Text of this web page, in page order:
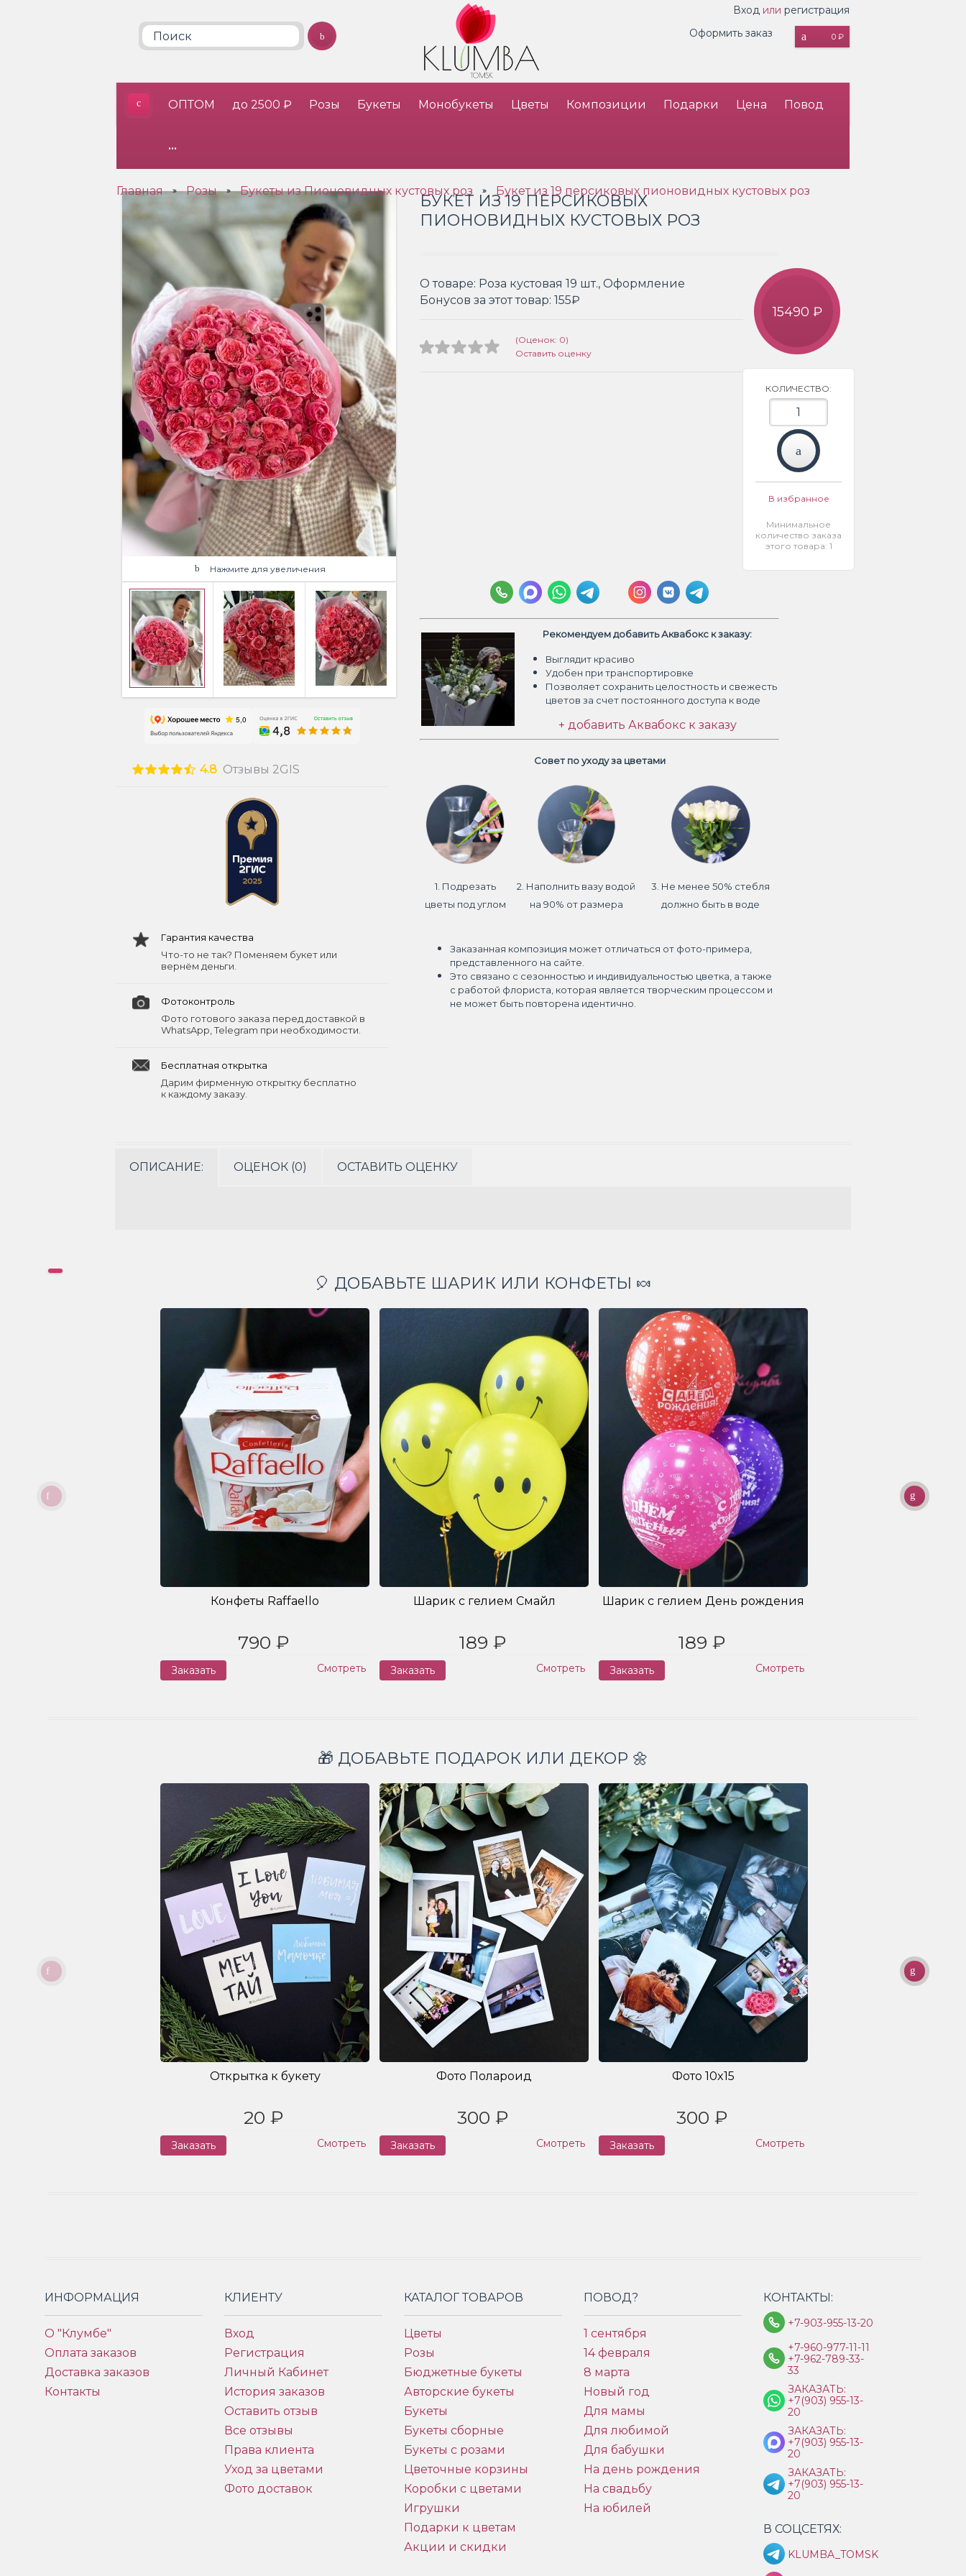
Вход или регистрация
0 ₽
Оформить заказ
ОПТОМ до 2500 ₽ Розы Букеты Монобукеты Цветы Композиции Подарки Цена Повод
•••
Главная » Розы » Букеты из Пионовидных кустовых роз » Букет из 19 персиковых пионовидных кустовых роз
Нажмите для увеличения
4.8 Отзывы 2GIS
Гарантия качества
Что-то не так? Поменяем букет или
вернём деньги.
Фотоконтроль
Фото готового заказа перед доставкой в
WhatsApp, Telegram при необходимости.
Бесплатная открытка
Дарим фирменную открытку бесплатно
к каждому заказу.
БУКЕТ ИЗ 19 ПЕРСИКОВЫХ
ПИОНОВИДНЫХ КУСТОВЫХ РОЗ
О товаре: Роза кустовая 19 шт., Оформление
Бонусов за этот товар: 155₽
(Оценок: 0)
Оставить оценку
15490 ₽
КОЛИЧЕСТВО:
В избранное
Минимальное
количество заказа
этого товара: 1
Рекомендуем добавить Аквабокс к заказу:
Выглядит красиво
Удобен при транспортировке
Позволяет сохранить целостность и свежесть
цветов за счет постоянного доступа к воде
+ добавить Аквабокс к заказу
Совет по уходу за цветами
1. Подрезать
цветы под углом
2. Наполнить вазу водой
на 90% от размера
3. Не менее 50% стебля
должно быть в воде
Заказанная композиция может отличаться от фото-примера,
представленного на сайте.
Это связано с сезонностью и индивидуальностью цветка, а также
с работой флориста, которая является творческим процессом и
не может быть повторена идентично.
ОПИСАНИЕ: ОЦЕНОК (0) ОСТАВИТЬ ОЦЕНКУ
🎈 ДОБАВЬТЕ ШАРИК ИЛИ КОНФЕТЫ 🍬
Конфеты Raffaello
790 ₽
Заказать Смотреть
Шарик с гелием Смайл
189 ₽
Заказать Смотреть
Шарик с гелием День рождения
189 ₽
Заказать Смотреть
🎁 ДОБАВЬТЕ ПОДАРОК ИЛИ ДЕКОР 🌼
Открытка к букету
20 ₽
Заказать Смотреть
Фото Полароид
300 ₽
Заказать Смотреть
Фото 10x15
300 ₽
Заказать Смотреть
ИНФОРМАЦИЯ
О "Клумбе"
Оплата заказов
Доставка заказов
Контакты
КЛИЕНТУ
Вход
Регистрация
Личный Кабинет
История заказов
Оставить отзыв
Все отзывы
Права клиента
Уход за цветами
Фото доставок
КАТАЛОГ ТОВАРОВ
Цветы
Розы
Бюджетные букеты
Авторские букеты
Букеты
Букеты сборные
Букеты с розами
Цветочные корзины
Коробки с цветами
Игрушки
Подарки к цветам
Акции и скидки
ПОВОД?
1 сентября
14 февраля
8 марта
Новый год
Для мамы
Для любимой
Для бабушки
На день рождения
На свадьбу
На юбилей
КОНТАКТЫ:
+7-903-955-13-20
+7-960-977-11-11
+7-962-789-33-
33
ЗАКАЗАТЬ:
+7(903) 955-13-
20
ЗАКАЗАТЬ:
+7(903) 955-13-
20
ЗАКАЗАТЬ:
+7(903) 955-13-
20
В СОЦСЕТЯХ:
KLUMBA_TOMSK